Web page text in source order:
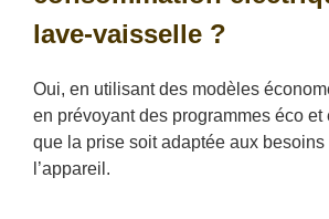
lave-vaisselle ?
Oui, en utilisant des modèles
en prévoyant des programmes éco et
que la prise soit adaptée aux besoins
l’appareil.